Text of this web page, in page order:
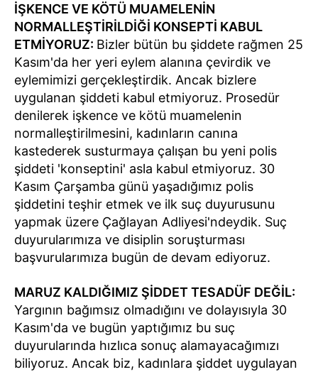
İŞKENCE VE KÖTÜ MUAMELENİN
NORMALLEŞTİRİLDİĞİ KONSEPTİ KABUL
ETMİYORUZ: Bizler bütün bu şiddete rağmen 25
Kasım'da her yeri eylem alanına çevirdik ve
eylemimizi gerçekleştirdik. Ancak bizlere
uygulanan şiddeti kabul etmiyoruz. Prosedür
denilerek işkence ve kötü muamelenin
normalleştirilmesini, kadınların canına
kastederek susturmaya çalışan bu yeni polis
şiddeti 'konseptini' asla kabul etmiyoruz. 30
Kasım Çarşamba günü yaşadığımız polis
şiddetini teşhir etmek ve ilk suç duyurusunu
yapmak üzere Çağlayan Adliyesi'ndeydik. Suç
duyurularımıza ve disiplin soruşturması
başvurularımıza bugün de devam ediyoruz.
MARUZ KALDIĞIMIZ ŞİDDET TESADÜF DEĞİL:
Yargının bağımsız olmadığını ve dolayısıyla 30
Kasım'da ve bugün yaptığımız bu suç
duyurularında hızlıca sonuç alamayacağımızı
biliyoruz. Ancak biz, kadınlara şiddet uygulayan